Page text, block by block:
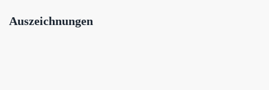
Auszeichnungen